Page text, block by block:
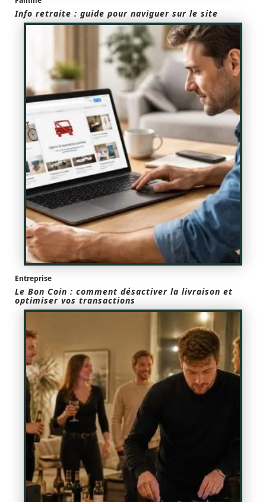
Info retraite : guide pour naviguer sur le site
Entreprise
Le Bon Coin : comment désactiver la livraison et
optimiser vos transactions